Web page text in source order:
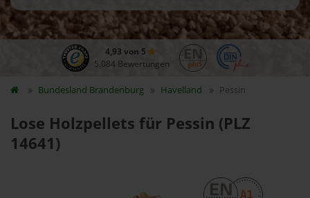
4,93 von 5
5.084 Bewertungen
Bundesland Brandenburg Havelland Pessin
Lose Holzpellets für Pessin (PLZ
14641)